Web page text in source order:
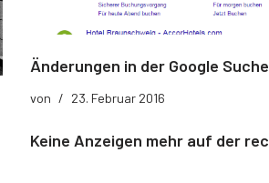
Änderungen in der Google Suche
von 23. Februar 2016
Keine Anzeigen mehr auf der